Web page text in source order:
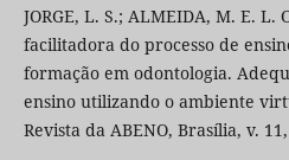
JORGE, L. S.; ALMEIDA, M. E.
facilitadora do processo de
formação em odontologia.
ensino utilizando o ambiente
Revista da ABENO, Brasília, v.